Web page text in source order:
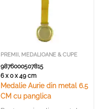
PREMII, MEDALIOANE & CUPE
9876000507815
6 x 0 x 49 cm
Medalie Aurie din metal 6.5
CM cu panglica